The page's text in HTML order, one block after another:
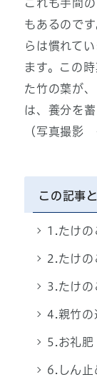
これも手間
もあるので
らは慣れて
ます。この
た竹の葉が
は、養分を蓄
（写真撮影
この記事
1.たけの
2.たけの
3.たけの
4.親竹の
5.お礼肥
6.しん止